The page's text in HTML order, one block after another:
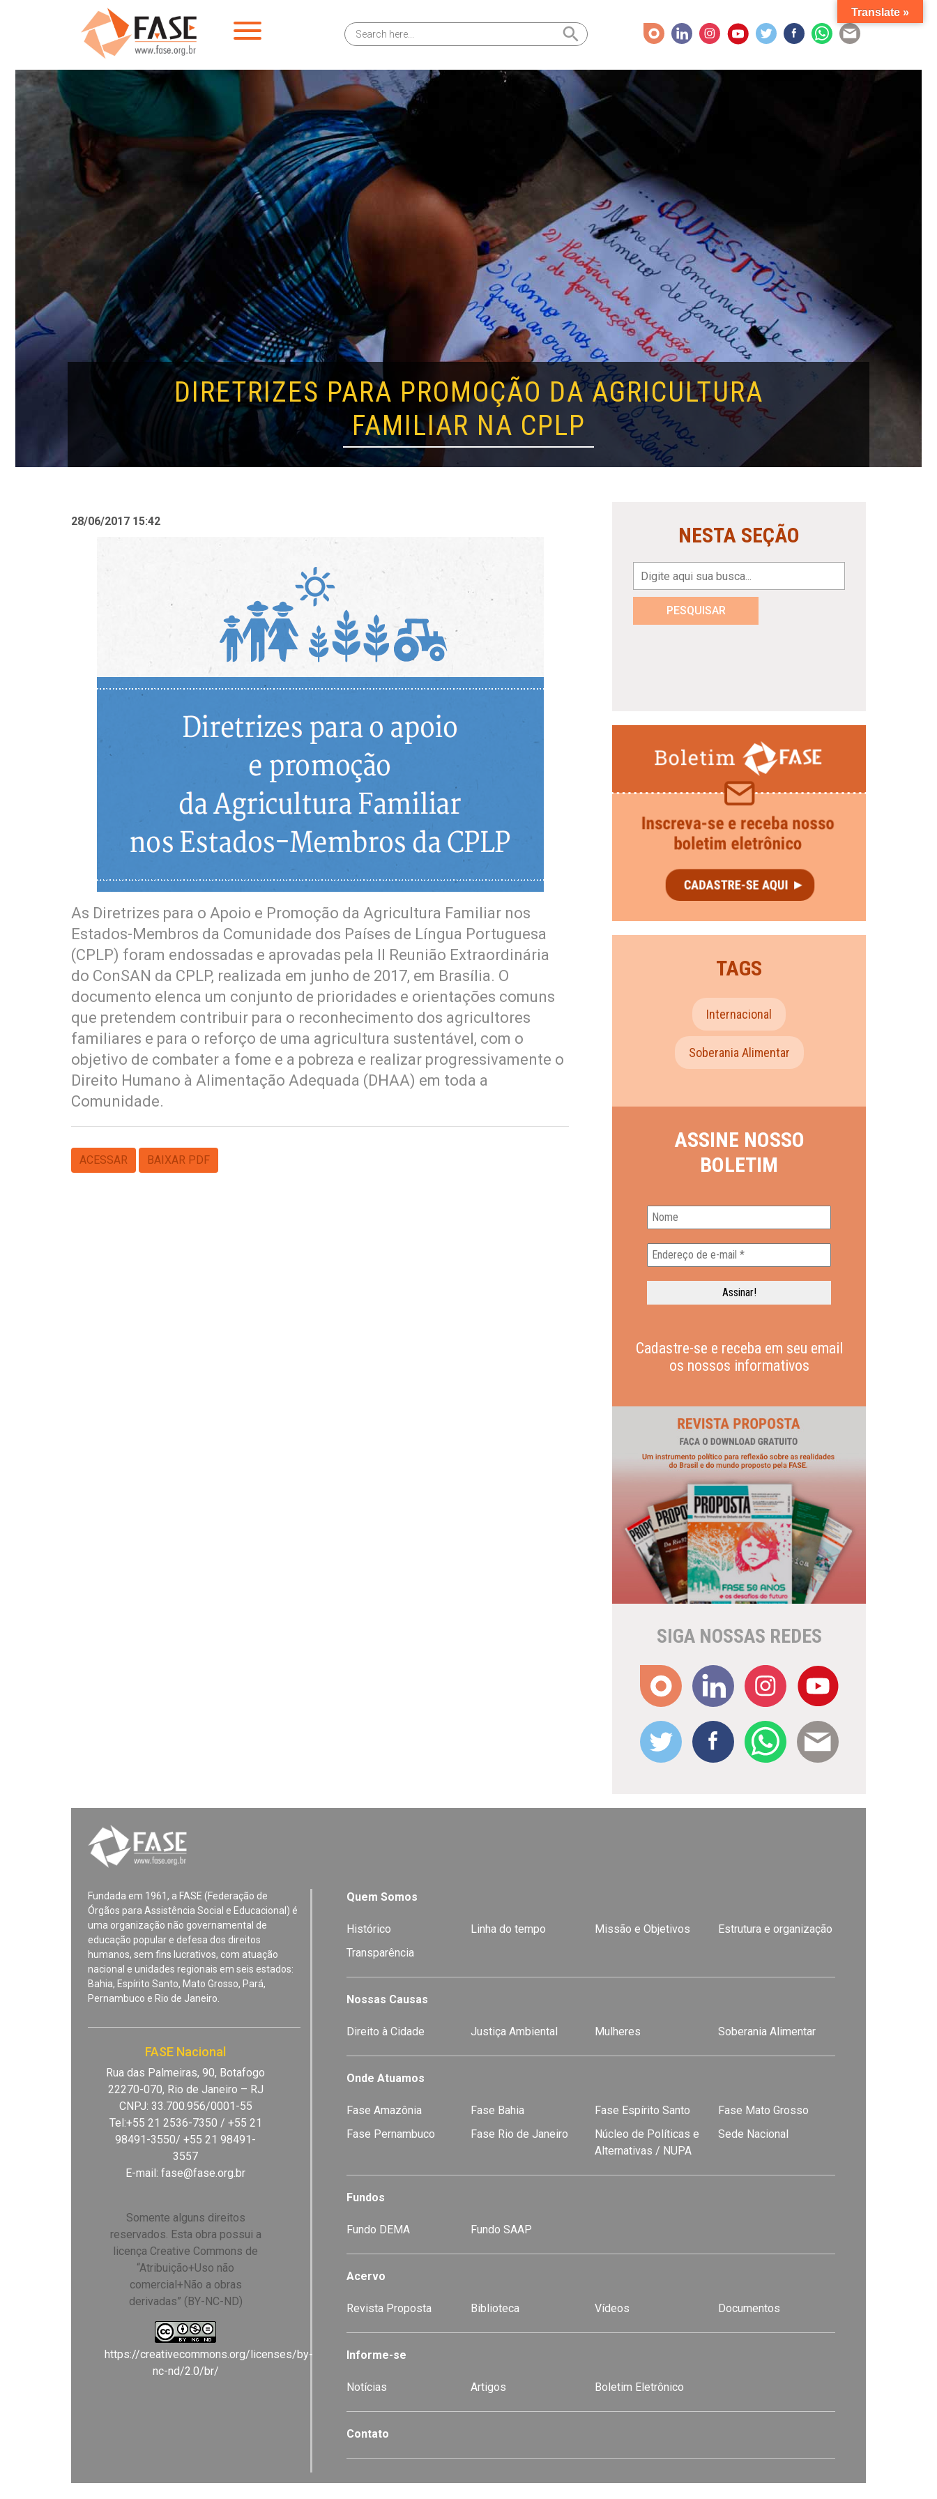
Search
for:
Search Button
DIRETRIZES PARA PROMOÇÃO DA AGRICULTURA
FAMILIAR NA CPLP
28/06/2017 15:42
As Diretrizes para o Apoio e Promoção da Agricultura Familiar nos
Estados-Membros da Comunidade dos Países de Língua Portuguesa
(CPLP) foram endossadas e aprovadas pela II Reunião Extraordinária
do ConSAN da CPLP, realizada em junho de 2017, em Brasília. O
documento elenca um conjunto de prioridades e orientações comuns
que pretendem contribuir para o reconhecimento dos agricultores
familiares e para o reforço de uma agricultura sustentável, com o
objetivo de combater a fome e a pobreza e realizar progressivamente o
Direito Humano à Alimentação Adequada (DHAA) em toda a
Comunidade.
ACESSAR BAIXAR PDF
NESTA SEÇÃO
PESQUISAR
TAGS
Internacional
Soberania Alimentar
ASSINE NOSSO
BOLETIM
Cadastre-se e receba em seu email
os nossos informativos
SIGA NOSSAS REDES
Fundada em 1961, a FASE (Federação de
Órgãos para Assistência Social e Educacional) é
uma organização não governamental de
educação popular e defesa dos direitos
humanos, sem fins lucrativos, com atuação
nacional e unidades regionais em seis estados:
Bahia, Espírito Santo, Mato Grosso, Pará,
Pernambuco e Rio de Janeiro.
FASE Nacional
Rua das Palmeiras, 90, Botafogo
22270-070, Rio de Janeiro – RJ
CNPJ: 33.700.956/0001-55
Tel:+55 21 2536-7350 / +55 21
98491-3550/ +55 21 98491-
3557
E-mail:fase@fase.org.br
Somente alguns direitos
reservados. Esta obra possui a
licença Creative Commons de
“Atribuição+Uso não
comercial+Não a obras
derivadas” (BY-NC-ND)
https://creativecommons.org/licenses/by-
nc-nd/2.0/br/
Quem Somos
Histórico Linha do tempo Missão e Objetivos
Estrutura e organização
Transparência
Nossas Causas
Direito à Cidade Justiça Ambiental Mulheres Soberania Alimentar
Onde Atuamos
Fase Amazônia Fase Bahia Fase Espírito Santo
Fase Mato Grosso
Fase Pernambuco
Fase Rio de Janeiro
Núcleo de Políticas e
Alternativas / NUPA
Sede Nacional
Fundos
Fundo DEMA Fundo SAAP
Acervo
Revista Proposta Biblioteca Vídeos Documentos
Informe-se
Notícias Artigos Boletim Eletrônico
Contato
Translate »